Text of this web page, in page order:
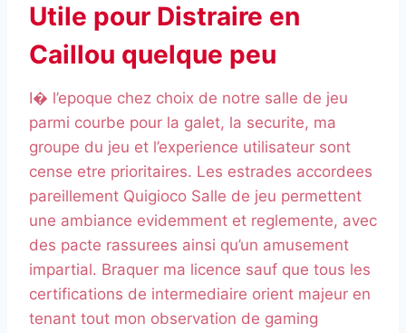
Utile pour Distraire en
Caillou quelque peu
I� l’epoque chez choix de notre salle de jeu
parmi courbe pour la galet, la securite, ma
groupe du jeu et l’experience utilisateur sont
cense etre prioritaires. Les estrades accordees
pareillement Quigioco Salle de jeu permettent
une ambiance evidemment et reglemente, avec
des pacte rassurees ainsi qu’un amusement
impartial. Braquer ma licence sauf que tous les
certifications de intermediaire orient majeur en
tenant tout mon observation de gaming